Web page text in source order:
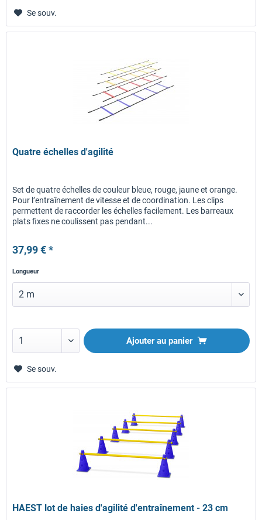
Se souv.
Quatre échelles d'agilité
Set de quatre échelles de couleur bleue, rouge, jaune et orange.
Pour l’entraînement de vitesse et de coordination. Les clips
permettent de raccorder les échelles facilement. Les barreaux
plats fixes ne coulissent pas pendant...
37,99 € *
Longueur
Ajouter au panier
Se souv.
HAEST lot de haies d'agilité d'entraînement - 23 cm